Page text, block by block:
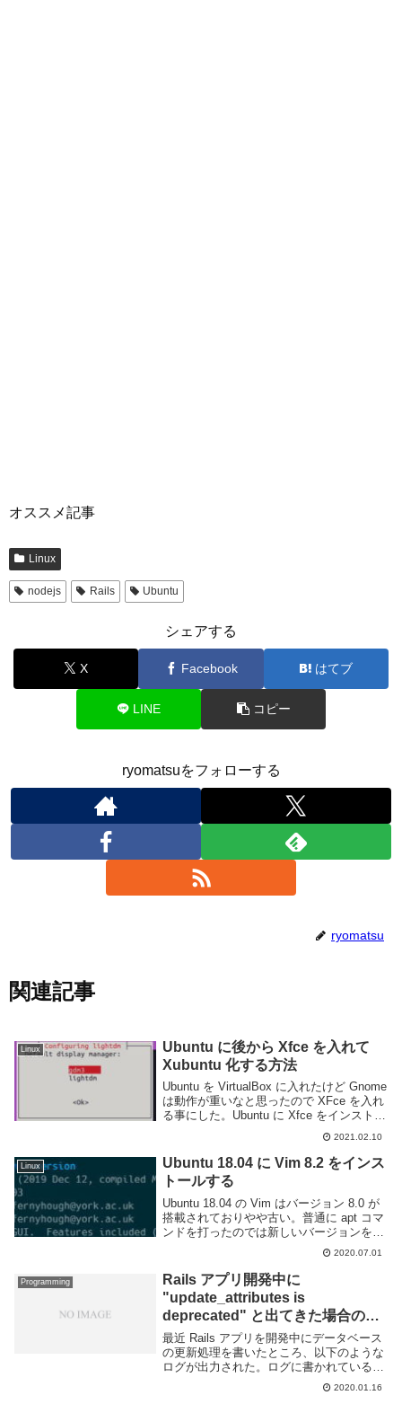
オススメ記事
Linux
nodejs Rails Ubuntu
シェアする
X Facebook はてブ
LINE コピー
ryomatsuをフォローする
ryomatsu
関連記事
Linux
Ubuntu に後から Xfce を入れて
Xubuntu 化する方法
Ubuntu を VirtualBox に入れたけど Gnome
は動作が重いなと思ったので XFce を入れ
る事にした。Ubuntu に Xfce をインストー
ルするには大まかに分けて Xfce のみをイ
ンストールする方法と xubunt...
2021.02.10
Linux
Ubuntu 18.04 に Vim 8.2 をインス
トールする
Ubuntu 18.04 の Vim はバージョン 8.0 が
搭載されておりやや古い。普通に apt コマ
ンドを打ったのでは新しいバージョンを利
用する事ができない。どうにかして現時点
での最新版である 8.2 を Ubuntu 18.04
に...
2020.07.01
Programming
Rails アプリ開発中に
"update_attributes is
deprecated" と出てきた場合の対
処法
最近 Rails アプリを開発中にデータベース
の更新処理を書いたところ、以下のような
ログが出力された。ログに書かれているよ
うに update_attributes メソッド(と
update_attributes!)は非推奨で Rails ...
2020.01.16